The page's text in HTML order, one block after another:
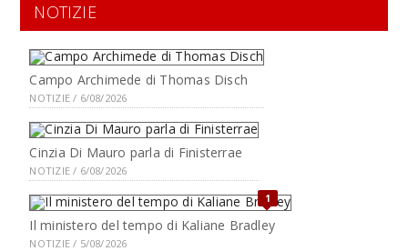
NOTIZIE
Campo Archimede di Thomas Disch
NOTIZIE / 6/08/2026
Cinzia Di Mauro parla di Finisterrae
NOTIZIE / 6/08/2026
1
Il ministero del tempo di Kaliane Bradley
NOTIZIE / 5/08/2026